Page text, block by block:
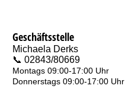
Geschäftsstelle
Michaela Derks
📞 02843/80669
Montags 09:00-17:00 Uhr
Donnerstags 09:00-17:00 Uhr